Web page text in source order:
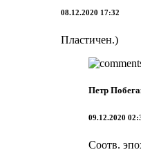
08.12.2020 17:32
Пластичен.)
Петр
09.12.2020
Соотв.